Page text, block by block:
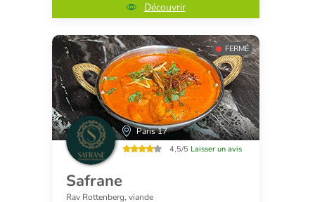
Découvrir
FERMÉ
Paris 17
4,5/5 Laisser un avis
Safrane
Rav Rottenberg, viande